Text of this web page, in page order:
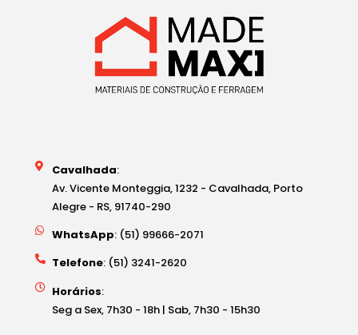
Cavalhada:
Av. Vicente Monteggia, 1232 - Cavalhada, Porto
Alegre - RS, 91740-290
WhatsApp: (51) 99666-2071
Telefone: (51) 3241-2620
Horários:
Seg a Sex, 7h30 - 18h | Sab, 7h30 - 15h30